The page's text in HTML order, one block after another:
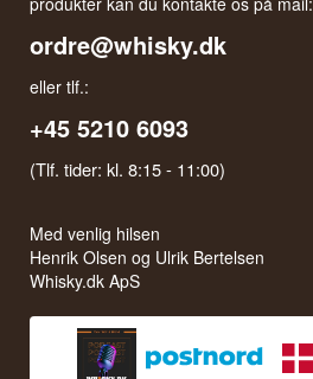
ordre@whisky.dk
eller tlf.:
+45 5210 6093
(Tlf. tider: kl. 8:15 - 11:00)
Med venlig hilsen
Henrik Olsen og Ulrik Bertelsen
Whisky.dk ApS